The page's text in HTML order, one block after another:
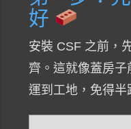
好
安裝 CSF 之前，
齊。這就像蓋房
運到工地，免得半